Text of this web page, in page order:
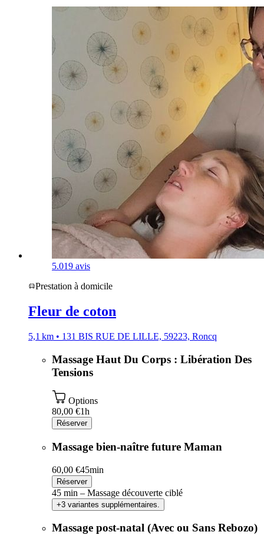
5.019 avis
Prestation à domicile
Fleur de coton
5,1 km • 131 BIS RUE DE LILLE, 59223, Roncq
Massage Haut Du Corps : Libération Des
Tensions
Options
80,00 €1h
Réserver
Massage bien-naître future Maman
60,00 €45min
Réserver
45 min – Massage découverte ciblé
+3 variantes supplémentaires.
Massage post-natal (Avec ou Sans Rebozo)